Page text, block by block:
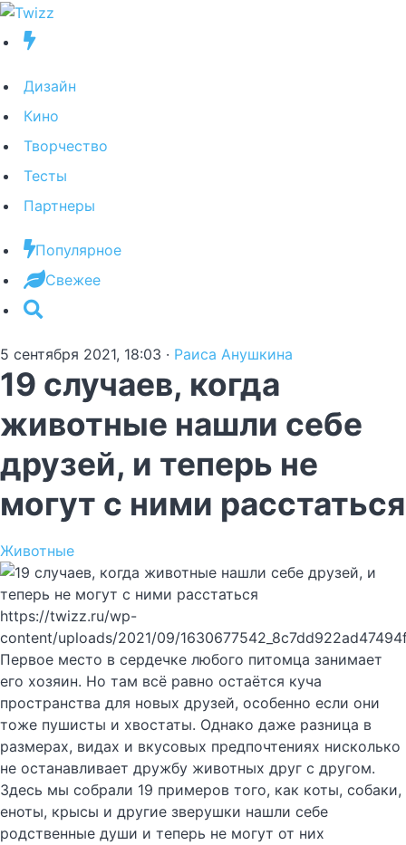
Дизайн
Кино
Творчество
Тесты
Партнеры
Популярное
Свежее
5 сентября 2021, 18:03 · Раиса Анушкина
19 случаев, когда
животные нашли себе
друзей, и теперь не
могут с ними расстаться
Животные
https://twizz.ru/wp-
content/uploads/2021/09/
Первое место в сердечке любого питомца занимает
его хозяин. Но там всё равно остаётся куча
пространства для новых друзей, особенно если они
тоже пушисты и хвостаты. Однако даже разница в
размерах, видах и вкусовых предпочтениях нисколько
не останавливает дружбу животных друг с другом.
Здесь мы собрали 19 примеров того, как коты, собаки,
еноты, крысы и другие зверушки нашли себе
родственные души и теперь не могут от них